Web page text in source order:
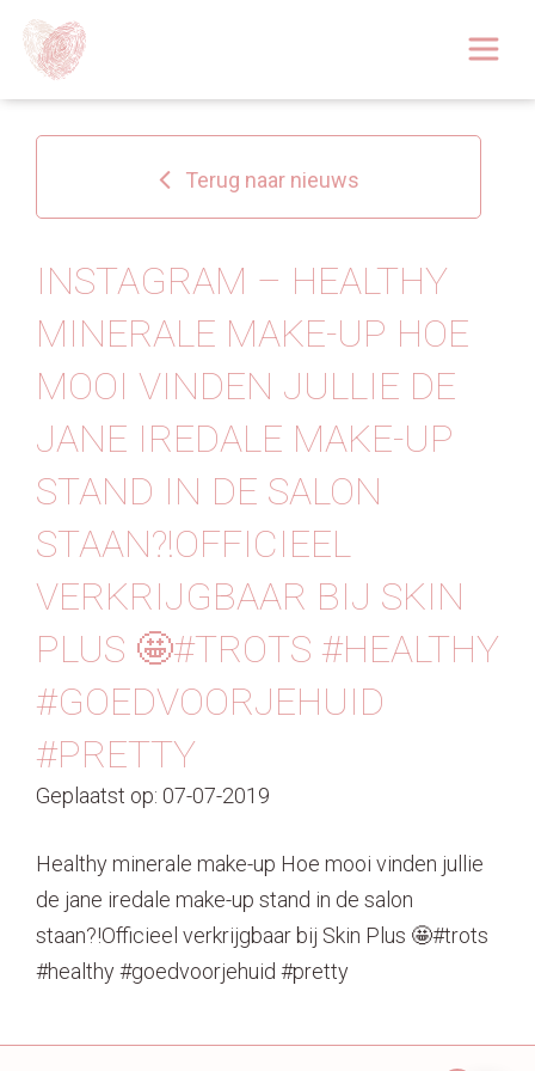
Over
Huidoplossingen
Behandelingen
Tarieven 2026
Blog
Webshop
Contact
Terug naar nieuws
INSTAGRAM – HEALTHY
MINERALE MAKE-UP ️HOE
MOOI VINDEN JULLIE DE
JANE IREDALE MAKE-UP
STAND IN DE SALON
STAAN?!OFFICIEEL
VERKRIJGBAAR BIJ SKIN
PLUS 🤩#TROTS #HEALTHY
#GOEDVOORJEHUID
#PRETTY
Geplaatst op: 07-07-2019
Healthy minerale make-up ️Hoe mooi vinden jullie
de jane iredale make-up stand in de salon
staan?!Officieel verkrijgbaar bij Skin Plus 🤩#trots
#healthy #goedvoorjehuid #pretty